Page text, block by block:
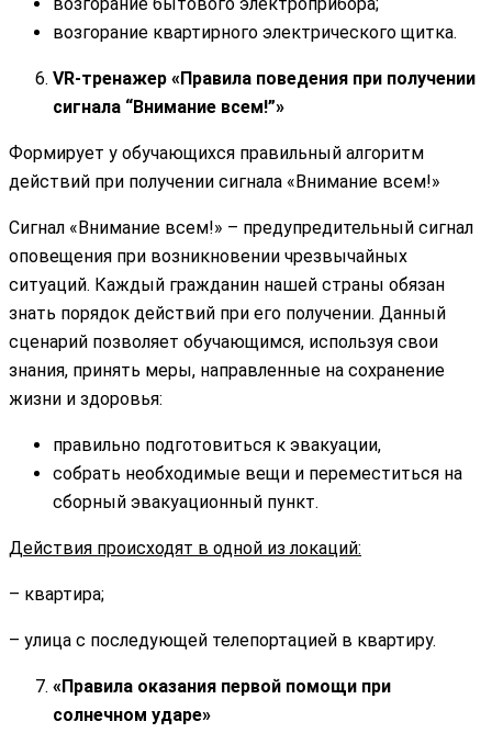
возгорание квартирного электрического щитка.
VR-тренажер «Правила поведения при получении
сигнала “Внимание всем!”»
Формирует у обучающихся правильный алгоритм
действий при получении сигнала «Внимание всем!»
Сигнал «Внимание всем!» – предупредительный сигнал
оповещения при возникновении чрезвычайных
ситуаций. Каждый гражданин нашей страны обязан
знать порядок действий при его получении. Данный
сценарий позволяет обучающимся, используя свои
знания, принять меры, направленные на сохранение
жизни и здоровья:
правильно подготовиться к эвакуации,
собрать необходимые вещи и переместиться на
сборный эвакуационный пункт.
Действия происходят в одной из локаций:
– квартира;
– улица с последующей телепортацией в квартиру.
«Правила оказания первой помощи при
солнечном ударе»